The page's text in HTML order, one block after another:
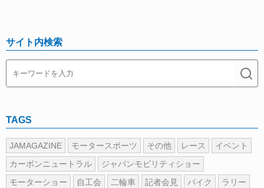
サイト内検索
TAGS
JAMAGAZINE モータースポーツ その他 レース
イベント
カーボンニュートラル
ジャパンモビリティショー
モーターショー
自工会 二輪車 記者会見 バイク
ラリー